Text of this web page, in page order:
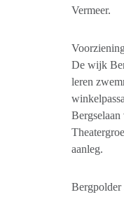
Vermeer.
De wijk
leren
aanleg.
Bergpolder